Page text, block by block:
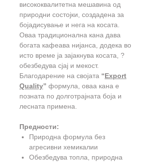
висококвалитетна мешавина од
природни состојки, создадена за
бојадисување и нега на косата.
Оваа традиционална кана дава
богата кафеава нијанса, додека во
исто време ја зајакнува косата, ?
обезбедува сјај и мекост.
Благодарение на својата “Export
Quality” формула, оваа кана е
позната по долготрајната боја и
лесната примена.
Предности:
Природна формула без
агресивни хемикалии
Обезбедува топла, природна